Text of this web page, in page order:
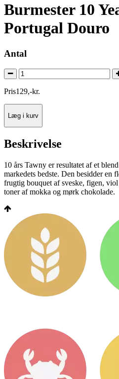
Burmester 10
Portugal Douro
Antal
Pris129,-kr.
Læg i kurv
Beskrivelse
10 års Tawny er resultatet af et
markedets bedste. Den besidder en
frugtig bouquet af sveske, figen,
toner af mokka og mørk chokolade.